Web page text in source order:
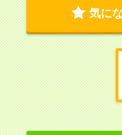
気に